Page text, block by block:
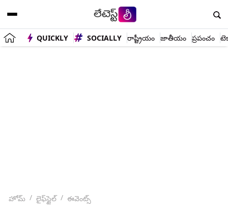
QUICKLY SOCIALLY రాష్ట్రీయం జాతీయం ప్రపంచం
హోమ్ లైఫ్‌స్టైల్ ఈవెంట్స్